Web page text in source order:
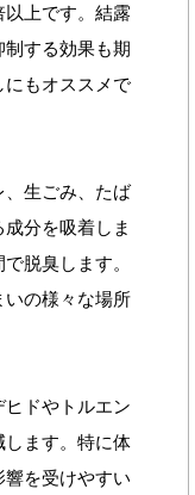
上です。結露
制する効果も期
もオススメで
生ごみ、たば
分を吸着しま
脱臭します。
の様々な場所
ドやトルエン
ます。特に体
を受けやすい